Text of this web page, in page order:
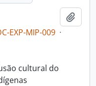
EXP-MIP-009 ·
cultural do